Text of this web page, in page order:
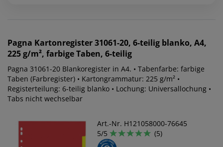
Pagna Kartonregister 31061-20, 6-teilig blanko, A4,
225 g/m², farbige Taben, 6-teilig
Pagna 31061-20 Blankoregister in A4. • Tabenfarbe: farbige
Taben (Farbregister) • Kartongrammatur: 225 g/m² •
Registerteilung: 6-teilig blanko • Lochung: Universallochung •
Tabs nicht wechselbar
Art.-Nr. H121058000-76645
5/5
(5)